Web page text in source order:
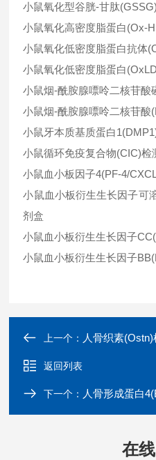
小鼠氧化型谷胱-甘肽
小鼠氧化高密度脂蛋白(Ox-
小鼠氧化低密度脂蛋白抗体
小鼠氧化低密度脂蛋白
小鼠烟-酰胺腺嘌呤二核苷酸
小鼠烟-酰胺腺嘌呤二核苷酸
小鼠牙本质基质蛋白
小鼠循环免疫复合物(CIC)检
小鼠血小板因子4(PF-4/
小鼠血小板衍生生长因子可
剂盒
小鼠血小板衍生生长因子
小鼠血小板衍生生长因子
上一个： 人骨织素
返回列表
下一个： 人骨形成蛋白
在